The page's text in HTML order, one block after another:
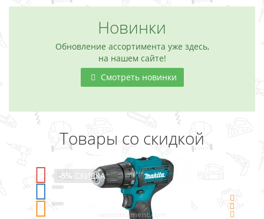
Новинки
Обновление ассортимента уже здесь,
на нашем сайте!
Смотреть новинки
Товары со скидкой
-5% СКИДКА